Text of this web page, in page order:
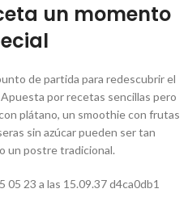
un momento
de partida para redescubrir el
por recetas sencillas pero
plátano, un smoothie con frutas
sin azúcar pueden ser tan
un postre tradicional.